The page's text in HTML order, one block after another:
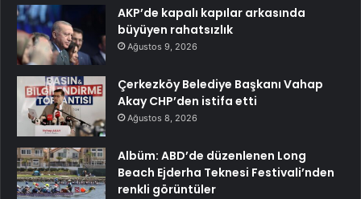
AKP’de kapalı kapılar arkasında
büyüyen rahatsızlık
Ağustos 9, 2026
Çerkezköy Belediye Başkanı Vahap
Akay CHP’den istifa etti
Ağustos 8, 2026
Albüm: ABD’de düzenlenen Long
Beach Ejderha Teknesi Festivali’nden
renkli görüntüler